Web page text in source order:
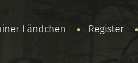
Ländchen Register